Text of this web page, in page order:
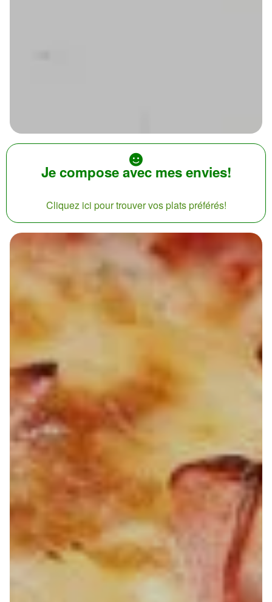
Je compose avec mes envies!
Cliquez ici pour trouver vos plats préférés!